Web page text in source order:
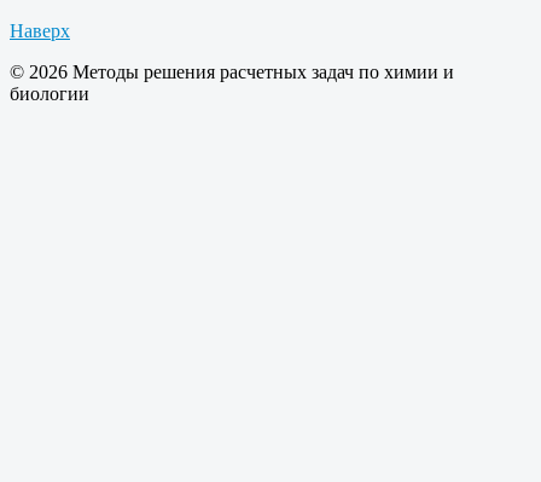
Наверх
© 2026 Методы решения расчетных задач по химии и
биологии